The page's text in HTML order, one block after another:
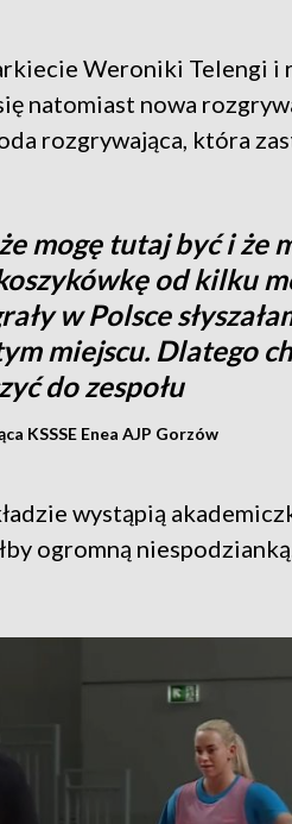
Weroniki Telengi i
natomiast nowa
rozgrywająca, która
mogę tutaj być i że
od kilku
w Polsce
miejscu. Dlatego
do zespołu
KSSSE Enea AJP Gorzów
wystąpią
ogromną